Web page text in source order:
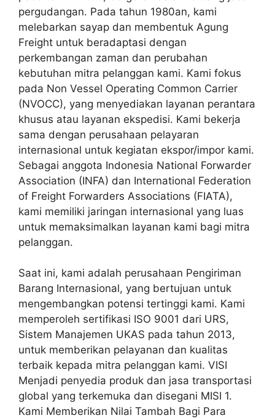
pergudangan. Pada tahun 1980an, kami
melebarkan sayap dan membentuk Agung
Freight untuk beradaptasi dengan
perkembangan zaman dan perubahan
kebutuhan mitra pelanggan kami. Kami fokus
pada Non Vessel Operating Common Carrier
(NVOCC), yang menyediakan layanan perantara
khusus atau layanan ekspedisi. Kami bekerja
sama dengan perusahaan pelayaran
internasional untuk kegiatan ekspor/impor kami.
Sebagai anggota Indonesia National Forwarder
Association (INFA) dan International Federation
of Freight Forwarders Associations (FIATA),
kami memiliki jaringan internasional yang luas
untuk memaksimalkan layanan kami bagi mitra
pelanggan.
Saat ini, kami adalah perusahaan Pengiriman
Barang Internasional, yang bertujuan untuk
mengembangkan potensi tertinggi kami. Kami
memperoleh sertifikasi ISO 9001 dari URS,
Sistem Manajemen UKAS pada tahun 2013,
untuk memberikan pelayanan dan kualitas
terbaik kepada mitra pelanggan kami. VISI
Menjadi penyedia produk dan jasa transportasi
global yang terkemuka dan disegani MISI 1.
Kami Memberikan Nilai Tambah Bagi Para